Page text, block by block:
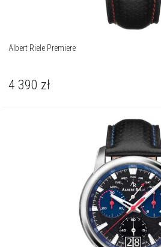
Albert Riele Premiere
4 390 zł